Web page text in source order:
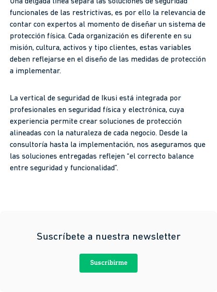
funcionales de las restrictivas, es por ello la relevancia de
contar con expertos al momento de diseñar un sistema de
protección física. Cada organización es diferente en su
misión, cultura, activos y tipo clientes, estas variables
deben reflejarse en el diseño de las medidas de protección
a implementar.
La vertical de seguridad de Ikusi está integrada por
profesionales en seguridad física y electrónica, cuya
experiencia permite crear soluciones de protección
alineadas con la naturaleza de cada negocio. Desde la
consultoría hasta la implementación, nos aseguramos que
las soluciones entregadas reflejen “el correcto balance
entre seguridad y funcionalidad”.
Suscríbete a nuestra newsletter
Suscribirme